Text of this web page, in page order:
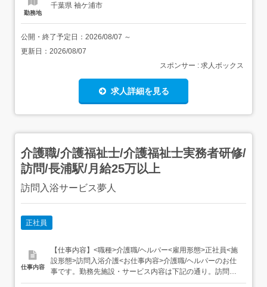
勤務地
千葉県 袖ケ浦市
公開・終了予定日： 2026/08/07 ～
更新日： 2026/08/07
スポンサー : 求人ボックス
求人詳細を見る
介護職/介護福祉士/介護福祉士実務者研修/
訪問/長浦駅/月給25万以上
訪問入浴サービス夢人
正社員
仕事内容
【仕事内容】<職種>介護職/ヘルパー<雇用形態>正社員<施
設形態>訪問入浴介護<お仕事内容>介護職/ヘルパーのお仕
事です。勤務先施設・サービス内容は下記の通り。訪問入
浴 訪問入浴サービス夢人で介護福祉士正社員募集!年間休日